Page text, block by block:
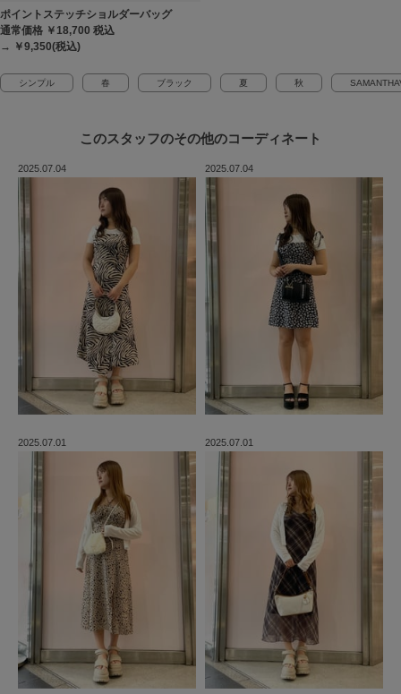
ポイントステッチショルダーバッグ
通常価格 ￥18,700 税込
→ ￥9,350(税込)
シンプル 春 ブラック 夏 秋
このスタッフのその他のコーディネート
2025.07.04 2025.07.04
2025.07.01 2025.07.01